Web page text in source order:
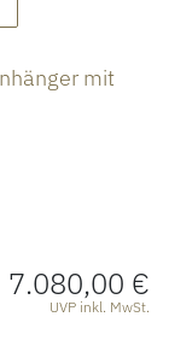
mit
7.080,00 €
UVP inkl. MwSt.